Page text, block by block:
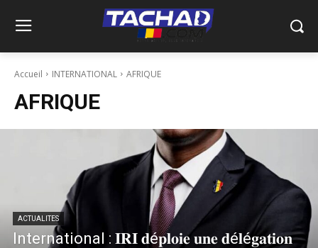
Accueil INTERNATIONAL AFRIQUE
AFRIQUE
ACTUALITES
International : 𝐈𝐑𝐈 𝐝é𝐩𝐥𝐨𝐢𝐞 𝐮𝐧𝐞 𝐝é𝐥é𝐠𝐚𝐭𝐢𝐨𝐧